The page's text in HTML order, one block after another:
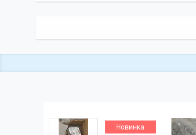
Новинка